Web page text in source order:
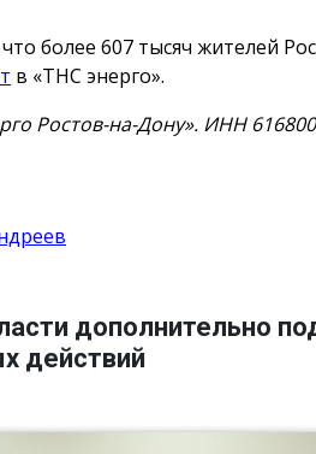
более 607 тысяч жителей
в «ТНС энерго».
Ростов-на-Дону». ИНН
дополнительно
действий